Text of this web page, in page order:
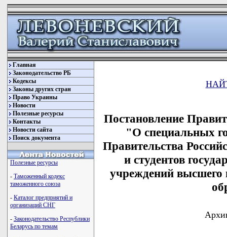
Главная
Законодательство РБ
Кодексы
Законы других стран
Право Украины
Новости
Полезные ресурсы
Контакты
Новости сайта
Поиск документа
Полезные ресурсы
- Таможенный кодекс
таможенного союза
- Каталог предприятий и
организаций СНГ
- Законодательство Республики
Беларусь по темам
Постановление
"О специальных
Правительства
и студентов
учреждений высшего